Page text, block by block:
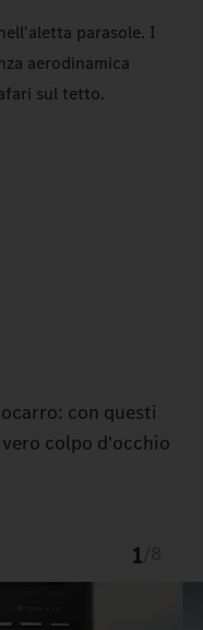
parasole. I
aerodinamica
sul tetto.
con questi
colpo d'occhio
1